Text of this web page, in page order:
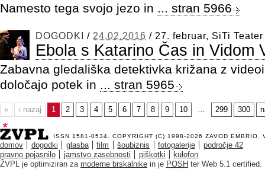
Namesto tega svojo jezo in ... stran 5966
DOGODKI / 24.02.2016 / 27. februar, SiTi
Ebola s Katarino Čas in Vidom
Zabavna gledališka detektivka križana z
določajo potek in ... stran 5965
« ‹ nazaj 1 2 3 4 5 6 7 8 9 10 … 299 300
ISSN 1581-0534. COPYRIGHT (C) 1998-2026 ZAVOD EMBRIO .
domov dogodki glasba film šoubiznis fotogalerije
področje 42
pravno pojasnilo
jamstvo zasebnosti piškotki
kulofon
ŽVPL je optimiziran za moderne brskalnike in je POSH ter Web 5.1 certified.